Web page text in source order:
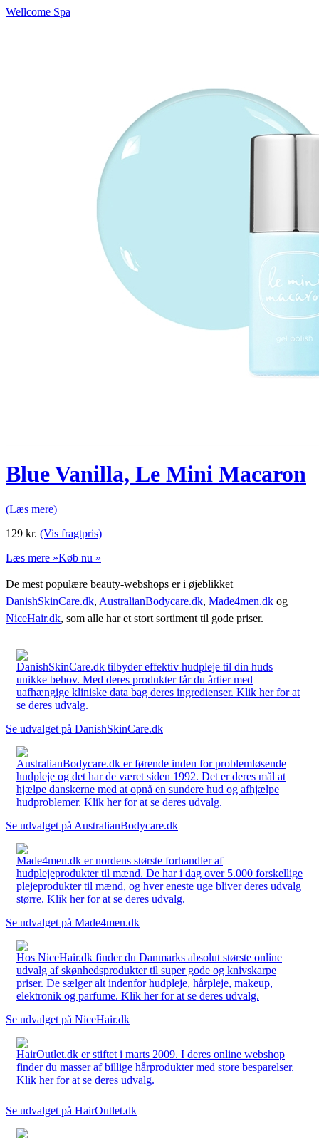
Wellcome Spa
Blue Vanilla, Le Mini Macaron
(Læs mere)
129 kr. (Vis fragtpris)
Læs mere »Køb nu »
De mest populære beauty-webshops er i øjeblikket
DanishSkinCare.dk, AustralianBodycare.dk, Made4men.dk og
NiceHair.dk, som alle har et stort sortiment til gode priser.
DanishSkinCare.dk tilbyder effektiv hudpleje til din huds
unikke behov. Med deres produkter får du årtier med
uafhængige kliniske data bag deres ingredienser. Klik her for at
se deres udvalg.
Se udvalget på DanishSkinCare.dk
AustralianBodycare.dk er førende inden for problemløsende
hudpleje og det har de været siden 1992. Det er deres mål at
hjælpe danskerne med at opnå en sundere hud og afhjælpe
hudproblemer. Klik her for at se deres udvalg.
Se udvalget på AustralianBodycare.dk
Made4men.dk er nordens største forhandler af
hudplejeprodukter til mænd. De har i dag over 5.000 forskellige
plejeprodukter til mænd, og hver eneste uge bliver deres udvalg
større. Klik her for at se deres udvalg.
Se udvalget på Made4men.dk
Hos NiceHair.dk finder du Danmarks absolut største online
udvalg af skønhedsprodukter til super gode og knivskarpe
priser. De sælger alt indenfor hudpleje, hårpleje, makeup,
elektronik og parfume. Klik her for at se deres udvalg.
Se udvalget på NiceHair.dk
HairOutlet.dk er stiftet i marts 2009. I deres online webshop
finder du masser af billige hårprodukter med store besparelser.
Klik her for at se deres udvalg.
Se udvalget på HairOutlet.dk